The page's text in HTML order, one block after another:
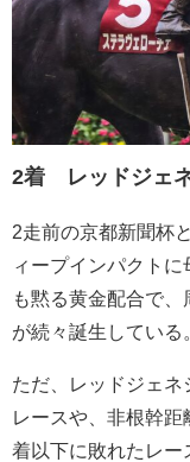
2着 レッドジェ
2走前の京都新聞杯
ィープインパクト
も黙る黄金配合で
が続々誕生している
ただ、レッドジェネ
レースや、非根幹
着以下に敗れたレー